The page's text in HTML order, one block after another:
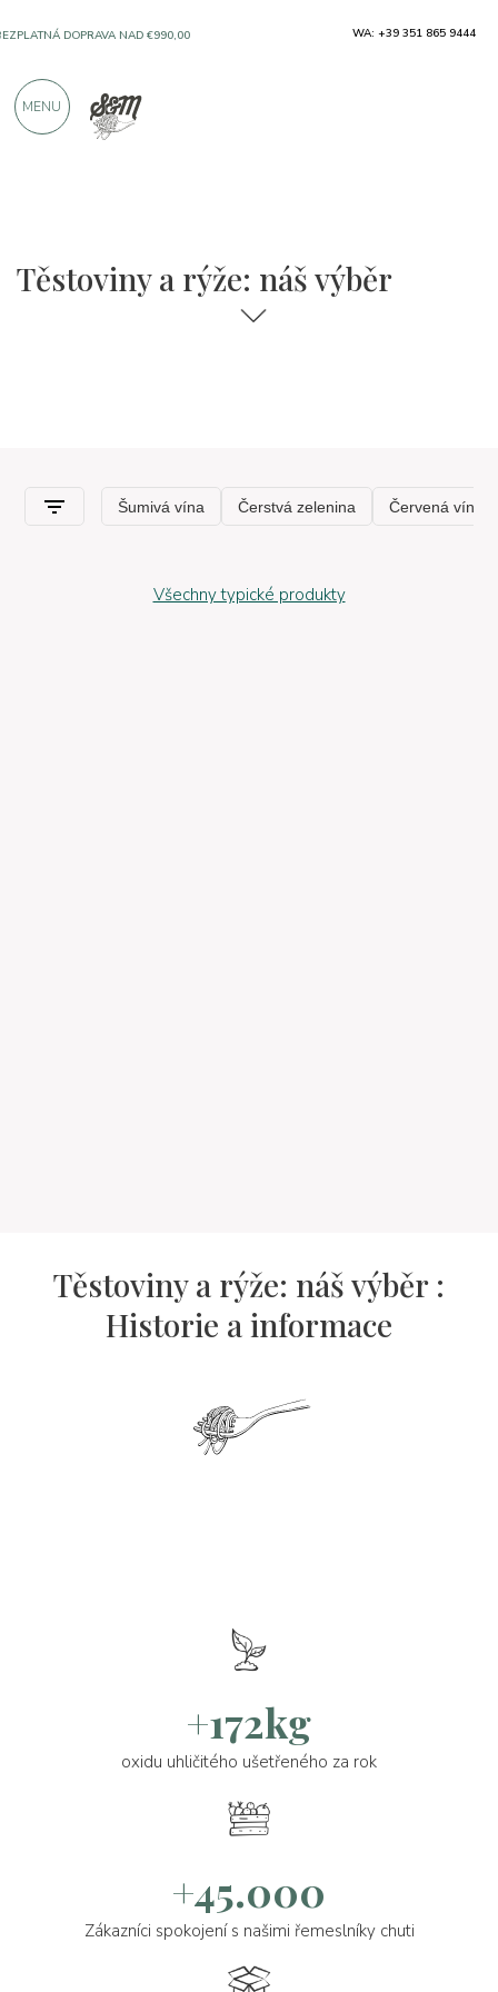
Těstoviny a rýže: náš výběr
Všechny typické produkty
Těstoviny a rýže: náš výběr :
Historie a informace
+172kg
oxidu uhličitého ušetřeného za rok
+45.000
Zákazníci spokojení s našimi řemeslníky chuti
DOPRAVA NAD €990,00
PRODUKTY OD VYNIKAJÍCÍCH VÝROBCŮ
WA: +39 351 865 9444
MENU